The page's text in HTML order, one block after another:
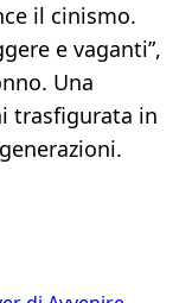
il cinismo.
e vaganti”,
Una
trasfigurata in